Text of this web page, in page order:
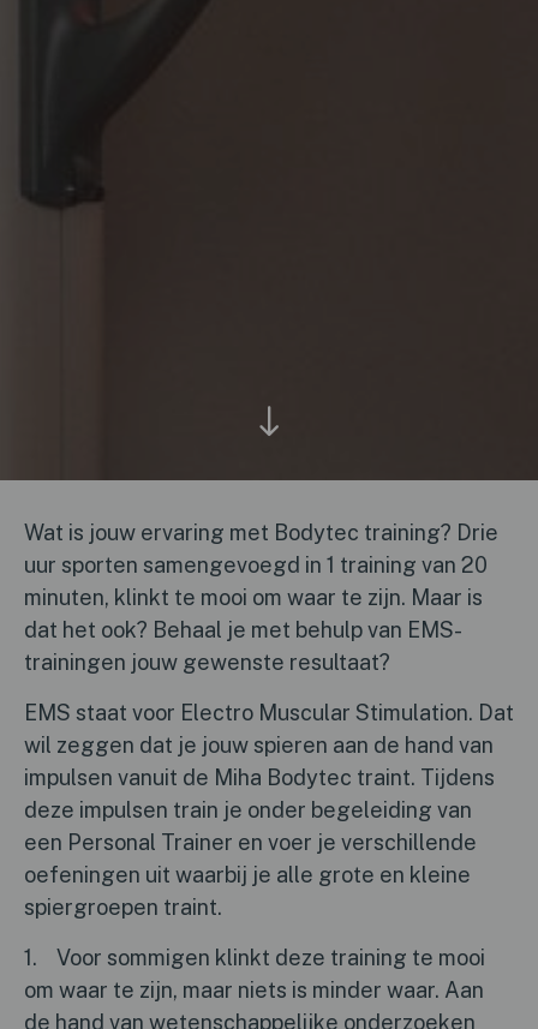
Wat is jouw ervaring met Bodytec training? Drie
uur sporten samengevoegd in 1 training van 20
minuten, klinkt te mooi om waar te zijn. Maar is
dat het ook? Behaal je met behulp van EMS-
trainingen jouw gewenste resultaat?
EMS staat voor Electro Muscular Stimulation. Dat
wil zeggen dat je jouw spieren aan de hand van
impulsen vanuit de Miha Bodytec traint. Tijdens
deze impulsen train je onder begeleiding van
een Personal Trainer en voer je verschillende
oefeningen uit waarbij je alle grote en kleine
spiergroepen traint.
1. Voor sommigen klinkt deze training te mooi
om waar te zijn, maar niets is minder waar. Aan
de hand van wetenschappelijke onderzoeken